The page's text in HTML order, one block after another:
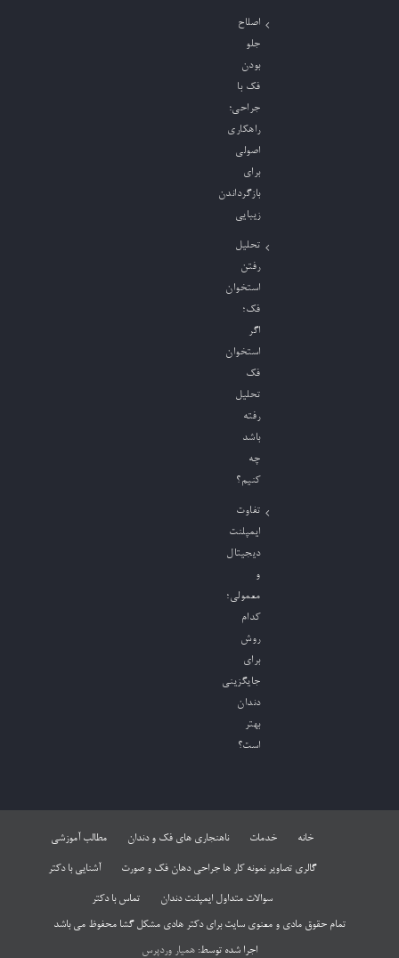
اصلاح
جلو
بودن
فک با
جراحی؛
راهکاری
اصولی
برای
بازگرداندن
زیبایی
تحلیل
رفتن
استخوان
فک؛
اگر
استخوان
فک
تحلیل
رفته
باشد
چه
کنیم؟
تفاوت
ایمپلنت
دیجیتال
و
معمولی؛
کدام
روش
برای
جایگزینی
دندان
بهتر
است؟
خانه خدمات ناهنجاری های فک و دندان مطالب آموزشی
گالری تصاویر نمونه کار ها جراحی دهان فک و صورت آشنایی با دکتر
سوالات متداول ایمپلنت دندان تماس با دکتر
تمام حقوق مادی و معنوی سایت برای دکتر هادی مشکل گشا محفوظ می باشد
اجرا شده توسط: همیار وردپرس